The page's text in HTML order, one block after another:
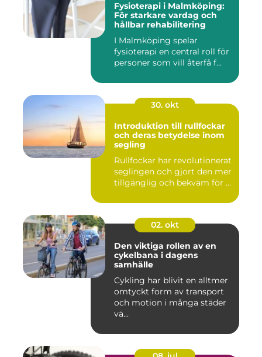
Fysioterapi i Malmköping:
För starkare vardag och
hållbar rehabilitering
I Malmköping spelar
fysioterapi en central roll för
personer som vill återfå f...
30. okt
Introduktion till rullfockar
och deras betydelse inom
segling
Rullfockar har revolutionerat
seglingen och gjort den mer
tillgänglig och bekväm för ...
02. okt
Den viktiga rollen av en
cykelbana i dagens
samhälle
Cykling har blivit en alltmer
omtyckt form av transport
och motion i många städer
vä...